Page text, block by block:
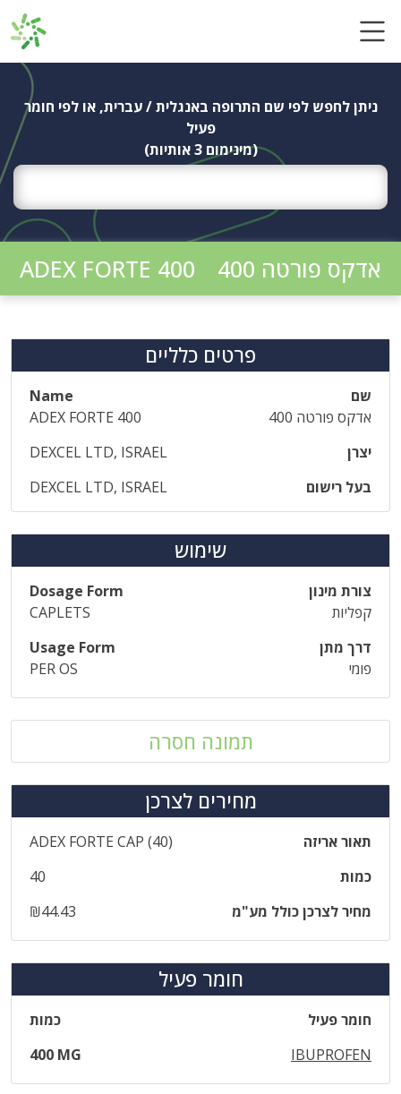
ניתן לחפש לפי שם התרופה באנגלית / עברית, או לפי חומר
פעיל
(מינימום 3 אותיות)
אדקס פורטה 400 ADEX FORTE 400
פרטים כלליים
שם
Name
אדקס פורטה 400
ADEX FORTE 400
יצרן
DEXCEL LTD, ISRAEL
בעל רישום
DEXCEL LTD, ISRAEL
שימוש
צורת מינון
Dosage Form
קפליות
CAPLETS
דרך מתן
Usage Form
פומי
PER OS
תמונה חסרה
מחירים לצרכן
תאור אריזה
‎ADEX‎ ‎FORTE‎ ‎CAP‎ ‎(‎40‎)
כמות
40
מחיר לצרכן כולל מע"מ
₪44.43
חומר פעיל
חומר פעיל
כמות
IBUPROFEN
400 MG